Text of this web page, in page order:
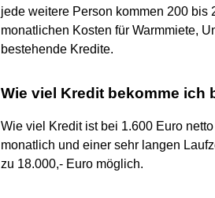
jede weitere Person kommen 200
monatlichen Kosten für Warmmiete,
bestehende Kredite.
Wie viel Kredit bekomme ich
Wie viel Kredit ist bei 1.600 Euro
monatlich und einer sehr langen
zu 18.000,- Euro möglich.